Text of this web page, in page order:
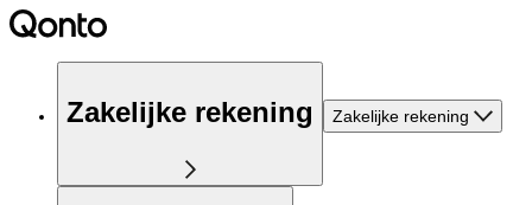
Zakelijke rekening Zakelijke rekening